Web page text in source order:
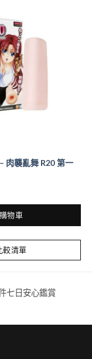
肉襲亂舞 R20 第一
物車
較清單
七日安心鑑賞